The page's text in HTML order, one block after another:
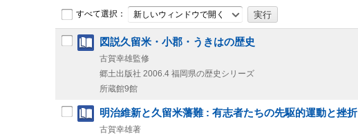
すべて選択： 新しいウィンドウで開く
図説久留米・小郡・うきはの歴史
古賀幸雄監修
郷土出版社 2006.4 福岡県の歴史シリーズ
所蔵館9館
明治維新と久留米藩難 : 有志者たちの先駆的運動と挫折
古賀幸雄著